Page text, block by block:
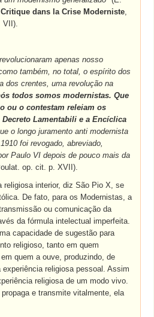
dans la Crise Moderniste
apenas nosso
também, no total, o espírito dos
dos crentes, uma revolução na
todos somos modernistas. Que
ou o contestam releiam os
Lamentabili e a Encíclica
o longo juramento anti modernista
foi revogado, abreviado,
Paulo VI depois de pouco mais da
op. cit. p. XVII).
interior, diz São Pio X, se
De fato, para os Modernistas, a
ou comunicação da
da fórmula intelectual imperfeita.
capacidade de sugestão para
religioso, tanto em quem
quem a ouve, produzindo, de
religiosa pessoal. Assim
religiosa de um modo vivo.
e transmite vitalmente, ela